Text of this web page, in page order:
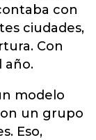
con
ciudades,
Con
año.
modelo
un grupo
Eso,